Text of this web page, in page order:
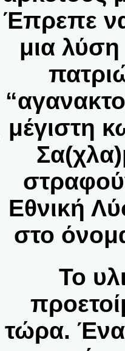
Έπρεπε
μια
μέγιστη
Εθνική
στο
Το
τώρα.